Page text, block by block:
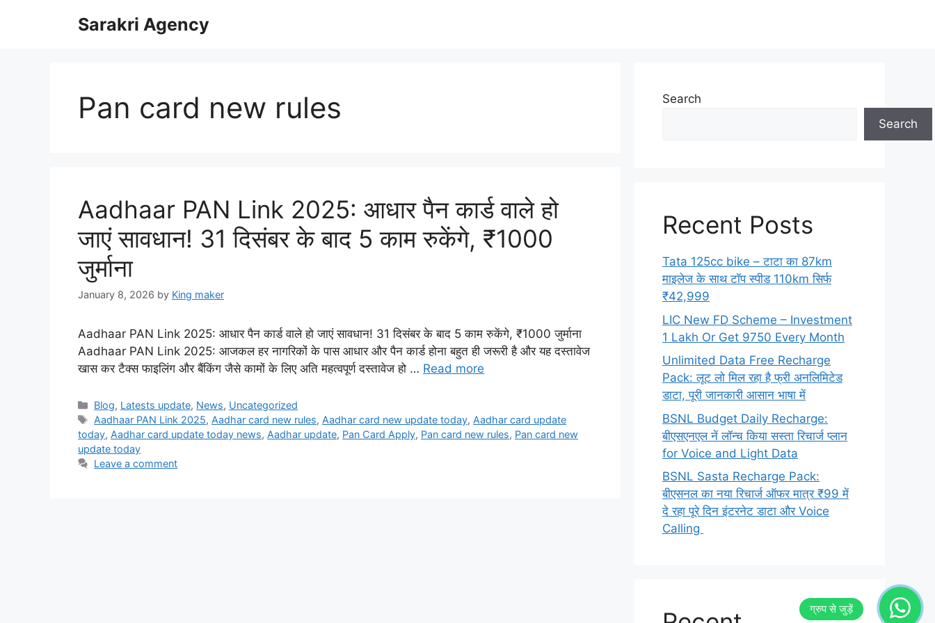
Sarakri Agency
Pan card new rules
Aadhaar PAN Link 2025: आधार पैन कार्ड वाले हो
जाएं सावधान! 31 दिसंबर के बाद 5 काम रुकेंगे, ₹1000
जुर्माना
January 8, 2026 by King maker
Aadhaar PAN Link 2025: आधार पैन कार्ड वाले हो जाएं सावधान! 31 दिसंबर के बाद 5 काम रुकेंगे, ₹1000 जुर्माना
Aadhaar PAN Link 2025: आजकल हर नागरिकों के पास आधार और पैन कार्ड होना बहुत ही जरूरी है और यह दस्तावेज
खास कर टैक्स फाइलिंग और बैंकिंग जैसे कामों के लिए अति महत्वपूर्ण दस्तावेज हो … Read more
Categories
Blog, Latests update, News, Uncategorized
Tags
Aadhaar PAN Link 2025, Aadhar card new rules, Aadhar card new update today, Aadhar card update
today, Aadhar card update today news, Aadhar update, Pan Card Apply, Pan card new rules, Pan card new
update today
Leave a comment
Search
Search
Recent Posts
Tata 125cc bike – टाटा का 87km
माइलेज के साथ टॉप स्पीड 110km सिर्फ
₹42,999
LIC New FD Scheme – Investment
1 Lakh Or Get 9750 Every Month
Unlimited Data Free Recharge
Pack: लूट लो मिल रहा है फ्री अनलिमिटेड
डाटा, पूरी जानकारी आसान भाषा में
BSNL Budget Daily Recharge:
बीएसएनएल नें लॉन्च किया सस्ता रिचार्ज प्लान
for Voice and Light Data
BSNL Sasta Recharge Pack:
बीएसनल का नया रिचार्ज ऑफर मात्र ₹99 में
दे रहा पूरे दिन इंटरनेट डाटा और Voice
Calling